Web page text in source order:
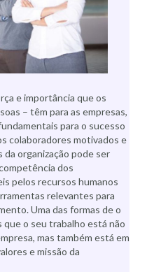
e importância que os
– têm para as empresas,
para o sucesso
colaboradores motivados e
da organização pode ser
dos
pelos recursos humanos
relevantes para
Uma das formas de o
o seu trabalho está não
mas também está em
e missão da